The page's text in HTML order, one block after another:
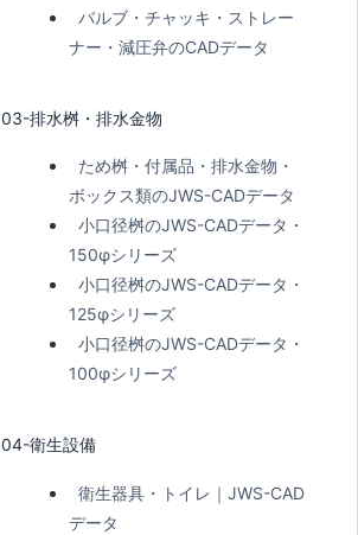
バルブ・チャッキ・ストレー
ナー・減圧弁のCADデータ
03-排水桝・排水金物
ため桝・付属品・排水金物・
ボックス類のJWS-CADデータ
小口径桝のJWS-CADデータ・
150φシリーズ
小口径桝のJWS-CADデータ・
125φシリーズ
小口径桝のJWS-CADデータ・
100φシリーズ
04-衛生設備
衛生器具・トイレ｜JWS-CAD
データ